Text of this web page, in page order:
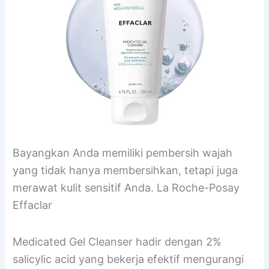
Bayangkan Anda memiliki pembersih wajah
yang tidak hanya membersihkan, tetapi juga
merawat kulit sensitif Anda. La Roche-Posay
Effaclar
Medicated Gel Cleanser hadir dengan 2%
salicylic acid yang bekerja efektif mengurangi